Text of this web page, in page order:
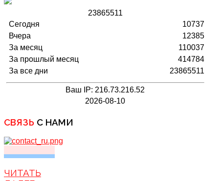
23865511
Сегодня
Вчера
За месяц
За прошлый месяц
За все дни
10737
12385
110037
414784
23865511
Ваш IP: 216.73.216.52
2026-08-10
СВЯЗЬ С НАМИ
ЧИТАТЬ